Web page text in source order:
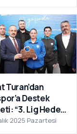
Turan’dan
Destek
“3. Lig Hedefi
2025 Pazartesi